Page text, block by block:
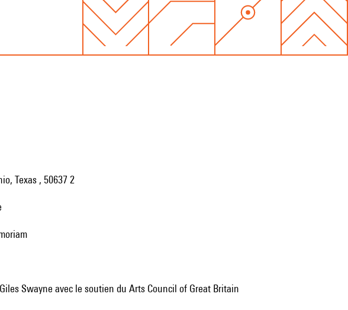
Texas , 50637 2
Swayne avec le soutien du Arts Council of Great Britain